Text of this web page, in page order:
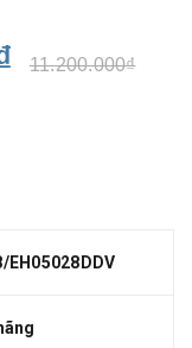
11.200.000₫
EH05028DDV